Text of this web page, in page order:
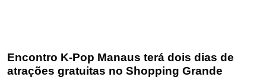
Encontro K-Pop Manaus terá dois dias de
atrações gratuitas no Shopping Grande